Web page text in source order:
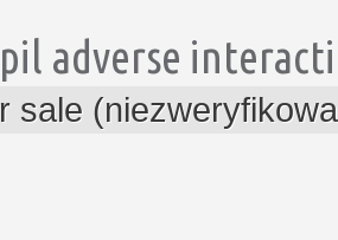
adverse
sale